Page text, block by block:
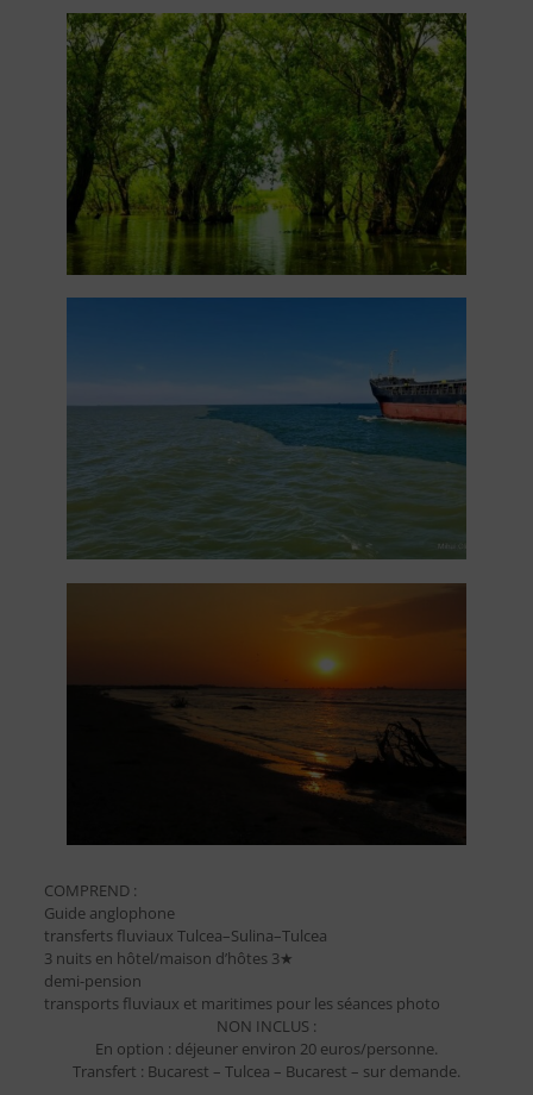
COMPREND :
Guide anglophone
transferts fluviaux Tulcea–Sulina–Tulcea
3 nuits en hôtel/maison d’hôtes 3★
demi-pension
transports fluviaux et maritimes pour les séances photo
NON INCLUS :
En option : déjeuner environ 20 euros/personne.
Transfert : Bucarest – Tulcea – Bucarest – sur demande.